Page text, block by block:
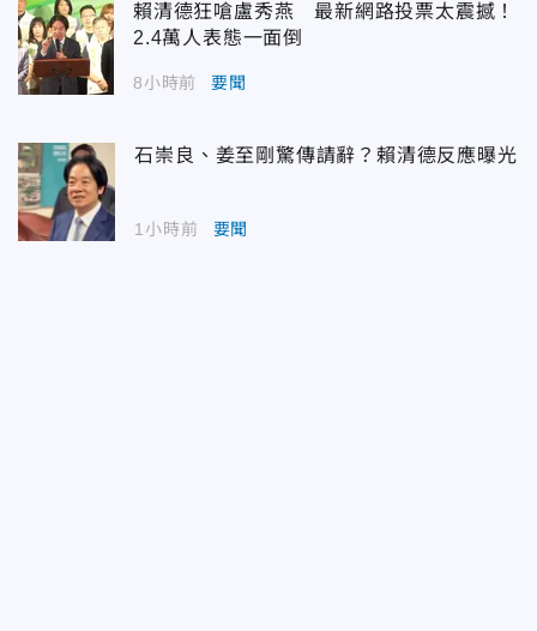
賴清德狂嗆盧秀燕 最新網路投票太震撼！
2.4萬人表態一面倒
8小時前 要聞
石崇良、姜至剛驚傳請辭？賴清德反應曝光
1小時前 要聞